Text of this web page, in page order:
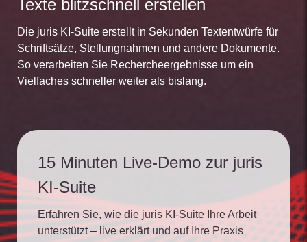
Texte blitzschnell erstellen
Die juris KI-Suite erstellt in Sekunden Textentwürfe für
Schriftsätze, Stellungnahmen und andere Dokumente.
So verarbeiten Sie Rechercheergebnisse um ein
Vielfaches schneller weiter als bislang.
15 Minuten Live-Demo zur juris
KI-Suite
Erfahren Sie, wie die juris KI-Suite Ihre Arbeit
unterstützt – live erklärt und auf Ihre Praxis